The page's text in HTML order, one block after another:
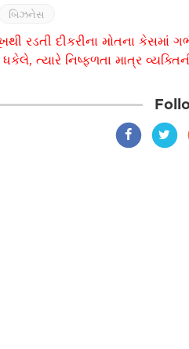
બિઝનેસ
રડતી દીકરીના મોતના કેસમાં
ત્યારે નિષ્ફળતા માત્ર